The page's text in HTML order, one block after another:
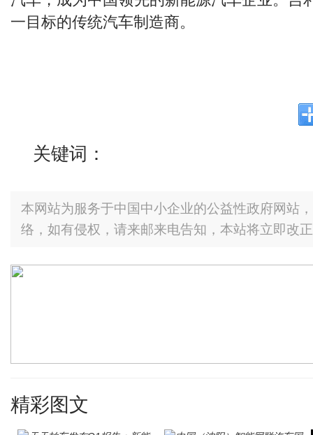
一目标的传统汽车制造商。
关键词：
本网站为服务于中国中小企业的公益性政府网站
络，如有侵权，请来邮来电告知，本站将立即改
精彩图文